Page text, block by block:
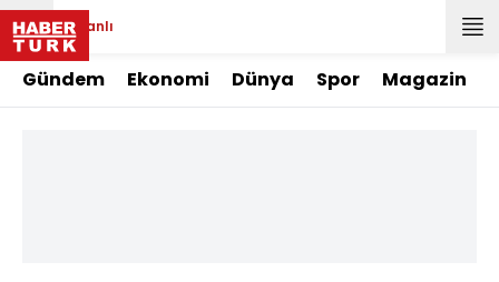
Canlı
Gündem Ekonomi Dünya Spor Magazin